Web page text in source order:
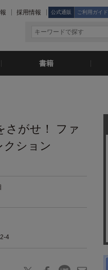
採用情報 公式通販 ご利用ガイド
書籍
さがせ！ ファ
クション
4